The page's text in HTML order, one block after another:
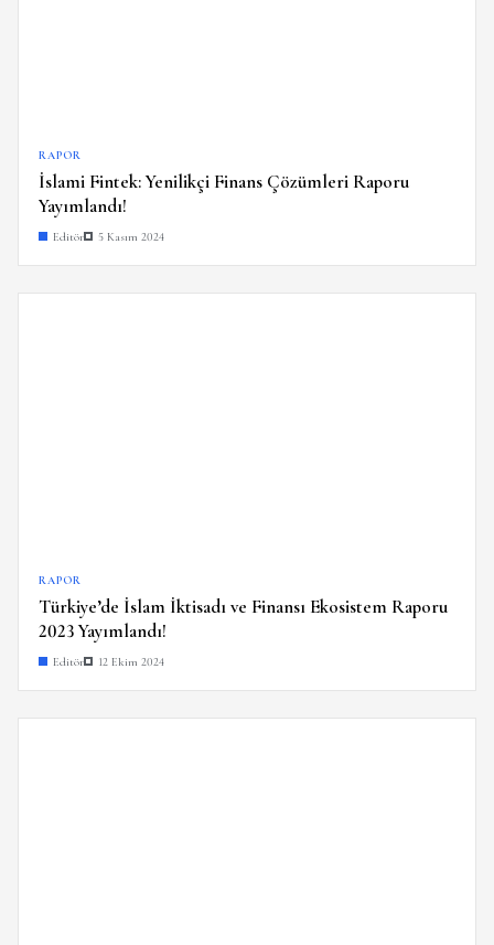
RAPOR
İslami Fintek: Yenilikçi Finans Çözümleri Raporu
Yayımlandı!
Editör 5 Kasım 2024
RAPOR
Türkiye’de İslam İktisadı ve Finansı Ekosistem Raporu
2023 Yayımlandı!
Editör 12 Ekim 2024